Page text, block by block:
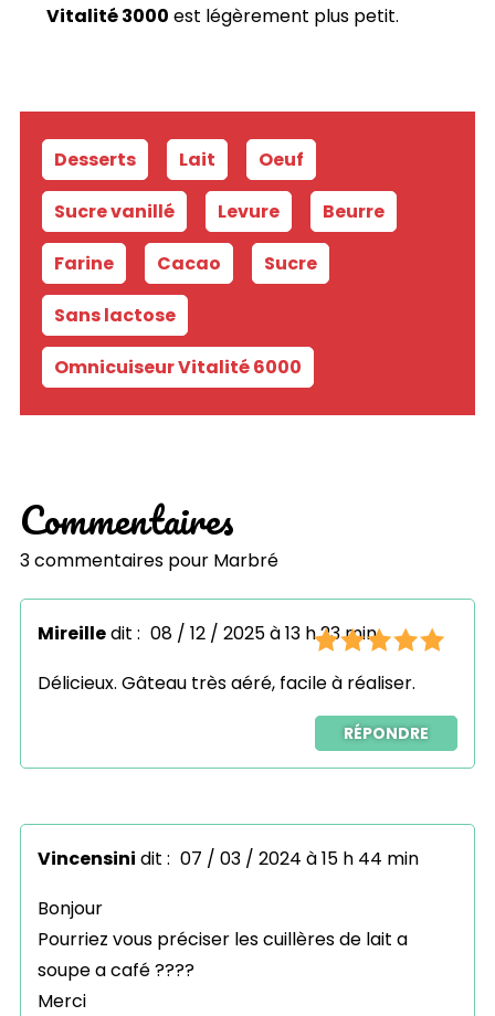
Vitalité 3000 est légèrement plus petit.
Desserts Lait Oeuf
Sucre vanillé Levure Beurre
Farine Cacao Sucre
Sans lactose
Omnicuiseur Vitalité 6000
Commentaires
3 commentaires pour Marbré
Mireilledit : 08 / 12 / 2025 à 13 h 23 min
Délicieux. Gâteau très aéré, facile à réaliser.
RÉPONDRE
Vincensini dit : 07 / 03 / 2024 à 15 h 44 min
Bonjour
Pourriez vous préciser les cuillères de lait a
soupe a café ????
Merci